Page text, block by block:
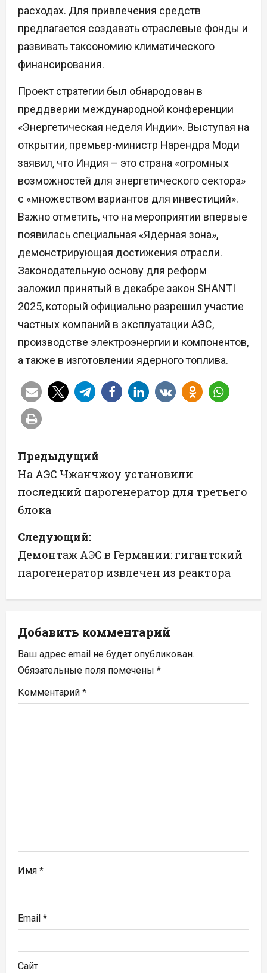
расходах. Для привлечения средств
предлагается создавать отраслевые фонды и
развивать таксономию климатического
финансирования.
Проект стратегии был обнародован в
преддверии международной конференции
«Энергетическая неделя Индии». Выступая на
открытии, премьер-министр Нарендра Моди
заявил, что Индия – это страна «огромных
возможностей для энергетического сектора»
с «множеством вариантов для инвестиций».
Важно отметить, что на мероприятии впервые
появилась специальная «Ядерная зона»,
демонстрирующая достижения отрасли.
Законодательную основу для реформ
заложил принятый в декабре закон SHANTI
2025, который официально разрешил участие
частных компаний в эксплуатации АЭС,
производстве электроэнергии и компонентов,
а также в изготовлении ядерного топлива.
Н
а
в
г
а
ц
и
я
п
о
я
м
Предыдущий
На АЭС Чжанчжоу установили
последний парогенератор для третьего
блока
Следующий:
Демонтаж АЭС в Германии: гигантский
парогенератор извлечен из реактора
Добавить комментарий
Ваш адрес email не будет опубликован.
Обязательные поля помечены *
Комментарий *
Имя *
Email *
Сайт